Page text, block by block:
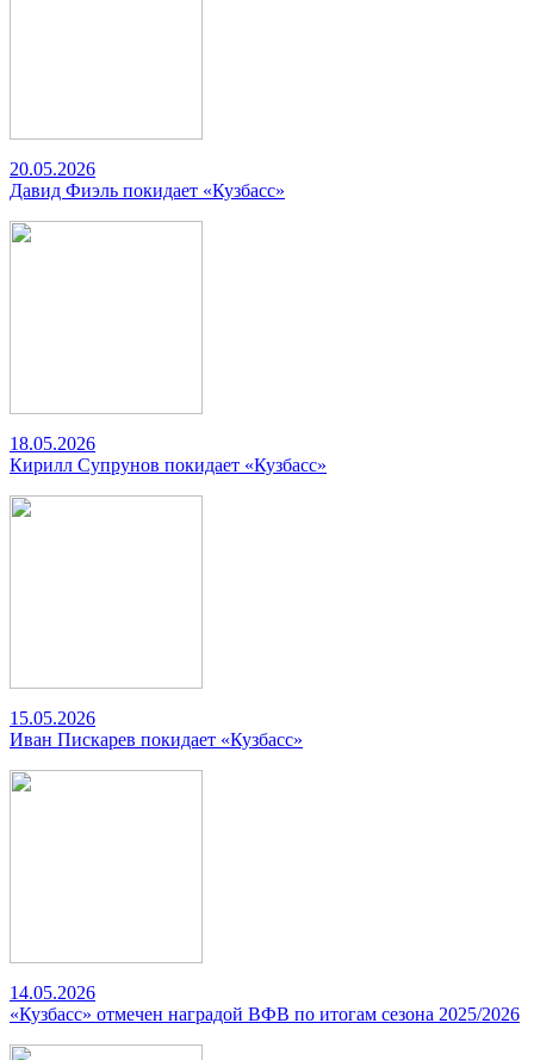
20.05.2026
Давид Фиэль покидает «Кузбасс»
18.05.2026
Кирилл Супрунов покидает «Кузбасс»
15.05.2026
Иван Пискарев покидает «Кузбасс»
14.05.2026
«Кузбасс» отмечен наградой ВФВ по итогам сезона 2025/2026